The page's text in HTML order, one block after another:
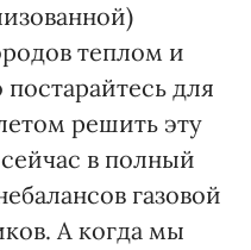
теплом и
для
решить эту
в полный
газовой
А когда мы